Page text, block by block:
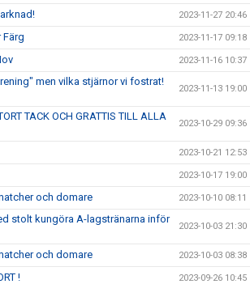
2023-11-27 20:46
Färg 2023-11-17 09:18
2023-11-16 10:37
men vilka stjärnor vi fostrat!
2023-11-13 19:00
TACK OCH GRATTIS TILL ALLA
2023-10-29 09:36
2023-10-21 12:53
2023-10-17 19:00
och domare 2023-10-10 08:11
stolt kungöra A-lagstränarna inför
2023-10-03 21:30
och domare 2023-10-03 08:38
! 2023-09-26 10:45